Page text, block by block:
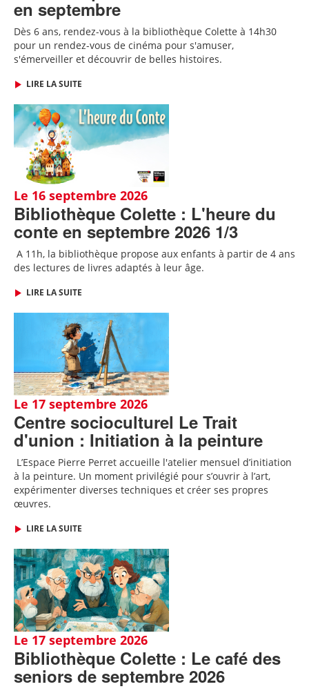
en septembre
Dès 6 ans, rendez-vous à la bibliothèque Colette à 14h30
pour un rendez-vous de cinéma pour s'amuser,
s'émerveiller et découvrir de belles histoires.
LIRE LA SUITE
Le 16 septembre 2026
Bibliothèque Colette : L'heure du
conte en septembre 2026 1/3
A 11h, la bibliothèque propose aux enfants à partir de 4 ans
des lectures de livres adaptés à leur âge.
LIRE LA SUITE
Le 17 septembre 2026
Centre socioculturel Le Trait
d'union : Initiation à la peinture
L’Espace Pierre Perret accueille l'atelier mensuel d’initiation
à la peinture. Un moment privilégié pour s’ouvrir à l’art,
expérimenter diverses techniques et créer ses propres
œuvres.
LIRE LA SUITE
Le 17 septembre 2026
Bibliothèque Colette : Le café des
seniors de septembre 2026